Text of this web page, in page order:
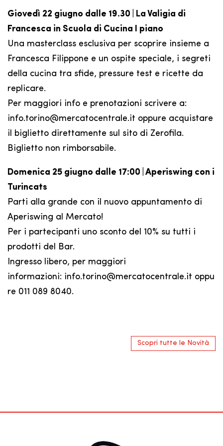
Giovedì 22 giugno dalle 19.30 | La Valigia di
Francesca in Scuola di Cucina I piano
Una masterclass esclusiva per scoprire insieme a
Francesca Filippone e un ospite speciale, i segreti
della cucina tra sfide, pressure test e ricette da
replicare.
Per maggiori info e prenotazioni scrivere a:
info.torino@mercatocentrale.it oppure acquistare
il biglietto direttamente sul sito di Zerofila.
Biglietto non rimborsabile.
Domenica 25 giugno dalle 17:00 | Aperiswing con i
Turincats
Parti alla grande con il nuovo appuntamento di
Aperiswing al Mercato!
Per i partecipanti uno sconto del 10% su tutti i
prodotti del Bar.
Ingresso libero, per maggiori
informazioni: info.torino@mercatocentrale.it oppu
re 011 089 8040.
Scopri tutte le Novità